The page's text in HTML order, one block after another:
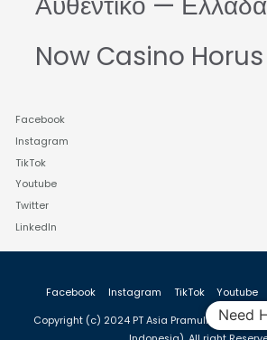
Now Casino Horus
Facebook
Instagram
TikTok
Youtube
Twitter
LinkedIn
Facebook Instagram TikTok Youtube
Copyright (c) 2024 PT Asia Pramulia (plastic
Need